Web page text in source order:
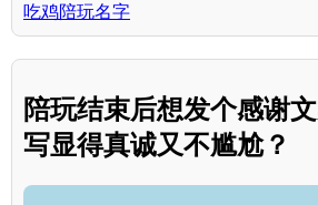
吃鸡陪玩名字
陪玩结束后想发个感谢
写显得真诚又不尴尬？